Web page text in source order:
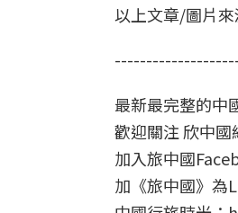
以上文章/圖片來
最新最完整的中
歡迎關注 欣中國
加入旅中國
加《旅中國》